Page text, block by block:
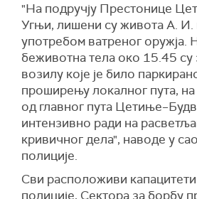
"На подручју Престонице
Угњи, лишени су живота А. И.
употребом ватреног оружја.
беживотна тела око 15.45 су
возилу које је било
проширењу локалног пута,
од главног пута
интензивно ради на
кривичног дела", наводе у
полиције.
Сви расположиви
полиције, Сектора за борбу